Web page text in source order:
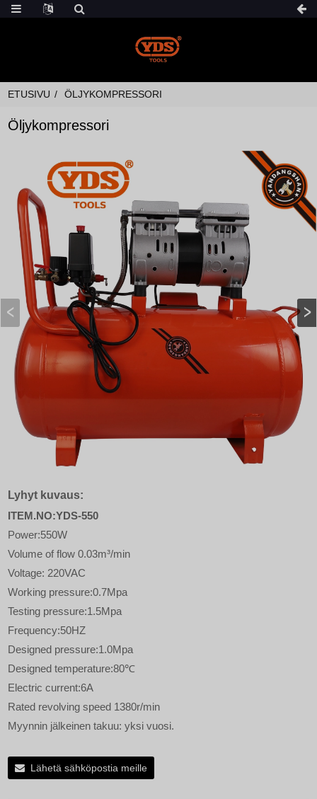
ETUSIVU ÖLJYKOMPRESSORI
Öljykompressori
Lyhyt kuvaus:
ITEM.NO:YDS-550
Power:550W
Volume of flow 0.03m³/min
Voltage: 220VAC
Working pressure:0.7Mpa
Testing pressure:1.5Mpa
Frequency:50HZ
Designed pressure:1.0Mpa
Designed temperature:80℃
Electric current:6A
Rated revolving speed 1380r/min
Myynnin jälkeinen takuu: yksi vuosi.
Lähetä sähköpostia meille